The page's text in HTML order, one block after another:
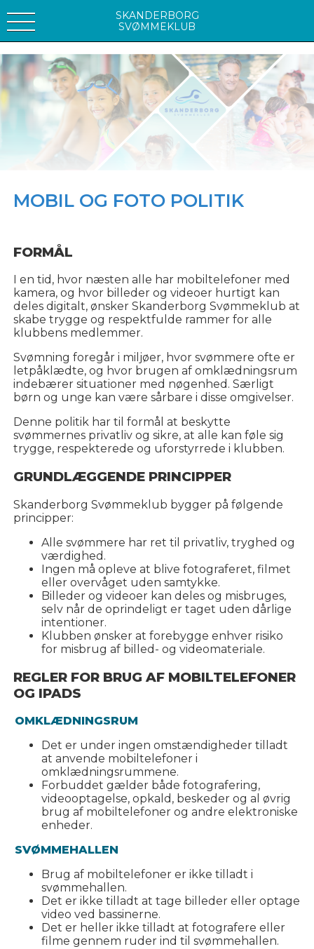
SKANDERBORG
SVØMMEKLUB
MOBIL OG FOTO POLITIK
FORMÅL
I en tid, hvor næsten alle har mobiltelefoner med
kamera, og hvor billeder og videoer hurtigt kan
deles digitalt, ønsker Skanderborg Svømmeklub at
skabe trygge og respektfulde rammer for alle
klubbens medlemmer.
Svømning foregår i miljøer, hvor svømmere ofte er
letpåklædte, og hvor brugen af omklædningsrum
indebærer situationer med nøgenhed. Særligt
børn og unge kan være sårbare i disse omgivelser.
Denne politik har til formål at beskytte
svømmernes privatliv og sikre, at alle kan føle sig
trygge, respekterede og uforstyrrede i klubben.
GRUNDLÆGGENDE PRINCIPPER
Skanderborg Svømmeklub bygger på følgende
principper:
Alle svømmere har ret til privatliv, tryghed og
værdighed.
Ingen må opleve at blive fotograferet, filmet
eller overvåget uden samtykke.
Billeder og videoer kan deles og misbruges,
selv når de oprindeligt er taget uden dårlige
intentioner.
Klubben ønsker at forebygge enhver risiko
for misbrug af billed- og videomateriale.
REGLER FOR BRUG AF MOBILTELEFONER
OG IPADS
OMKLÆDNINGSRUM
Det er under ingen omstændigheder tilladt
at anvende mobiltelefoner i
omklædningsrummene.
Forbuddet gælder både fotografering,
videooptagelse, opkald, beskeder og al øvrig
brug af mobiltelefoner og andre elektroniske
enheder.
SVØMMEHALLEN
Brug af mobiltelefoner er ikke tilladt i
svømmehallen.
Det er ikke tilladt at tage billeder eller optage
video ved bassinerne.
Det er heller ikke tilladt at fotografere eller
filme gennem ruder ind til svømmehallen.